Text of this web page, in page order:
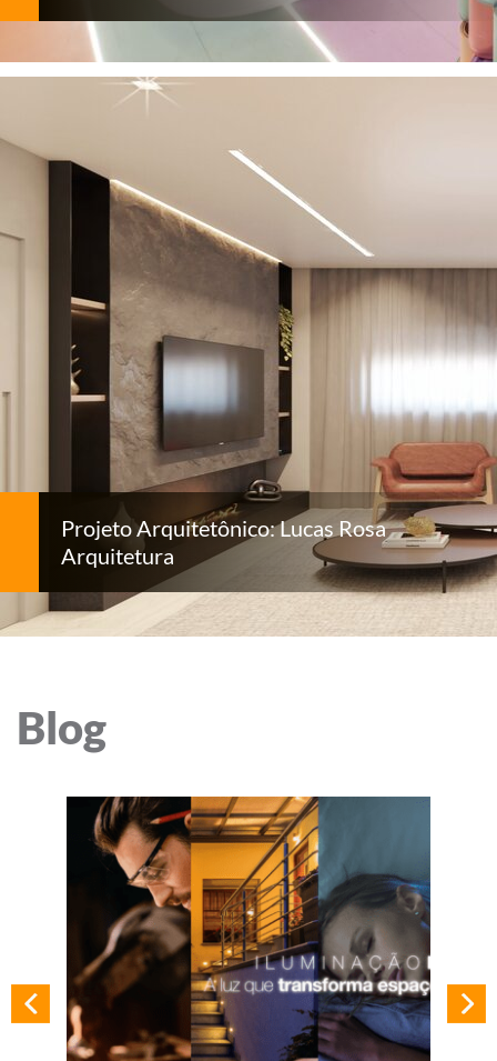
Projeto Arquitetônico: Lucas Rosa
Arquitetura
Blog